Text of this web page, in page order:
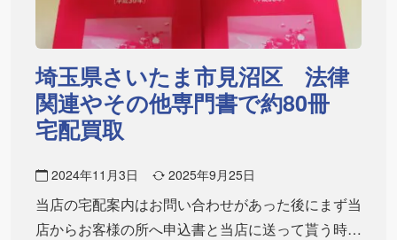
埼玉県さいたま市見沼区 法律
関連やその他専門書で約80冊
宅配買取
2024年11月3日 2025年9月25日
当店の宅配案内はお問い合わせがあった後にまず当
店からお客様の所へ申込書と当店に送って貰う時に